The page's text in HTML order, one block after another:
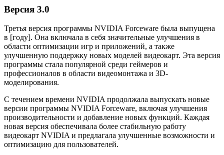
Версия 3.0
Третья версия программы NVIDIA Forceware была выпущена
в [году]. Она включала в себя значительные улучшения в
области оптимизации игр и приложений, а также
улучшенную поддержку новых моделей видеокарт. Эта версия
программы стала популярной среди геймеров и
профессионалов в области видеомонтажа и 3D-
моделирования.
С течением времени NVIDIA продолжала выпускать новые
версии программы NVIDIA Forceware, включая улучшения
производительности и добавление новых функций. Каждая
новая версия обеспечивала более стабильную работу
видеокарт NVIDIA и предлагала улучшенные возможности и
оптимизацию для пользователей.